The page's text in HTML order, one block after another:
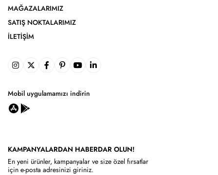
MAĞAZALARIMIZ
SATIŞ NOKTALARIMIZ
İLETIŞIM
Mobil uygulamamızı indirin
KAMPANYALARDAN HABERDAR OLUN!
En yeni ürünler, kampanyalar ve size özel fırsatlar
için e-posta adresinizi giriniz.